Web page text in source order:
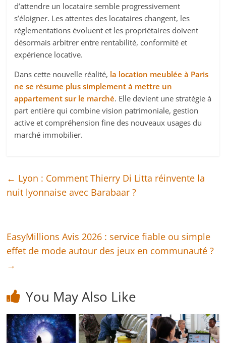
d’attendre un locataire semble progressivement
s’éloigner. Les attentes des locataires changent, les
réglementations évoluent et les propriétaires doivent
désormais arbitrer entre rentabilité, conformité et
expérience locative.
Dans cette nouvelle réalité, la location meublée à Paris
ne se résume plus simplement à mettre un
appartement sur le marché. Elle devient une stratégie à
part entière qui combine vision patrimoniale, gestion
active et compréhension fine des nouveaux usages du
marché immobilier.
← Lyon : Comment Thierry Di Litta réinvente la
nuit lyonnaise avec Barabaar ?
EasyMillions Avis 2026 : service fiable ou simple
effet de mode autour des jeux en communauté ?
→
You May Also Like